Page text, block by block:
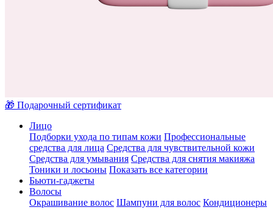
🎁 Подарочный сертификат
Лицо
Подборки ухода по типам кожи Профессиональные
средства для лица Средства для чувствительной кожи
Средства для умывания Средства для снятия макияжа
Тоники и лосьоны Показать все категории
Бьюти-гаджеты
Волосы
Окрашивание волос Шампуни для волос Кондиционеры